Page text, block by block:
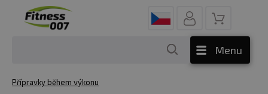
Menu
Přípravky během výkonu